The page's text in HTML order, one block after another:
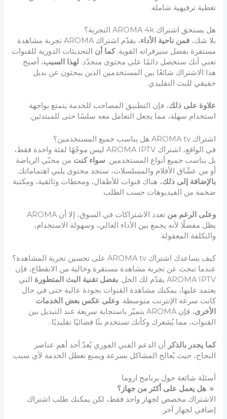
تغطية ترفيهية شاملة.
هل يستحق اشتراك AROMA 4k التجربة؟
بلا شك،فمن ناحية الأداء
، يقدّم اشتراك AROMA تجربة مشاهدة
مستقرة بفضل سيرفراته القوية.كما أن التحديثات الدورية للقنوات
تعني أنك ستحصل دائمًا على محتوى متجدّد. لهذا السبب، أصبح
هذا الاشتراك شائعًا بين المستخدمين الذين يبحثون عن بديل
حقيقي للبث التقليدي.
علاوة على ذلك، فإن التطبيق المصاحب للخدمة يتمتع بواجهة
استخدام سهلة، مما يجعل التعامل معه سلسًا حتى للمبتدئين.
اشتراك AROMA tv هل يناسب جميع المستخدمين؟
في الواقع، اشتراك AROMA IPTV ليس موجّهًا لفئة واحدة فقط،
بل يناسب جميع أنواع المستخدمين. سواء كنت من محبّي الرياضة
أو من عشّاق الأفلام والمسلسلات، ستجد محتوى يلبي اهتماماتك.
بالإضافة إلى ذلك، هناك قنوات للأطفال، ومحطات وثائقية، ومكتبة
ضخمة من الفيديوهات حسب الطلب.
وعلى الرغم من
تعدد الاشتراكات في السوق، إلا أن AROMA
يظل مفضلًا لأنه يجمع بين الأداء العالي، وسهولة الاستخدام،
والتكلفة المعقولة.
كيف يساعدك اشتراك AROMA tv على تحسين تجربة المشاهدة؟
عندما تبحث عن تجربة مشاهدة مستقرة وخالية من الانقطاع، فإن
AROMA IPTV يقدّم لك الحل.
بفضل تقنية البث المتطورة التي
يعتمد عليها، يمكنك مشاهدة القنوات بجودة عالية حتى في حال
كانت سرعة الإنترنت متوسطة.وعلى عكس بعض الخدمات
الأخرى
، فإن AROMA يتميّز باستجابة سريعة عند التبديل بين
القنوات، مما يُشعرك وكأنك تستخدم بثًا فضائيًا تقليديًا.
كما يجدر بالذكر أن الدعم الفني الفوري يُعدّ أحد أهم عناصر
النجاح، حيث يُعالج المشاكل بسرعة ويمنع تعطل الخدمة لأي سبب.
أسئلة شائعة حول برنامج اروما
🔹هل يعمل على أكثر من جهاز؟
الاشتراك مخصص لجهاز واحد فقط، لكن يمكنك طلب اشتراك
إضافي لجهاز آخر.